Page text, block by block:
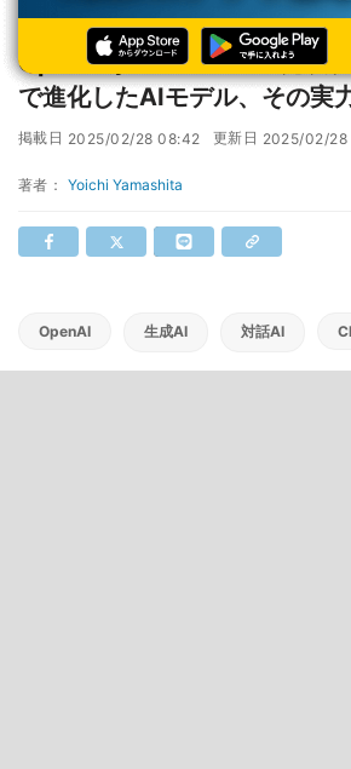
OpenAIが「GPT-4.5」発表
で進化したAIモデル、その実
掲載日 2025/02/28 08:42 更新日 2025/02/28
著者： Yoichi Yamashita
OpenAI 生成AI 対話AI